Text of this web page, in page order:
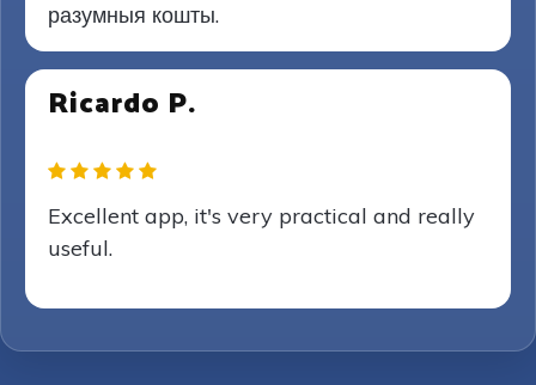
разумныя кошты.
Ricardo P.
Excellent app, it's very practical and really
useful.